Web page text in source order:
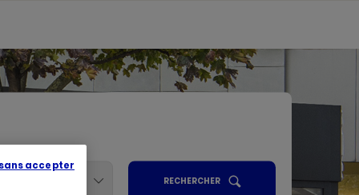
RECHERCHERUN
POINT
accepter